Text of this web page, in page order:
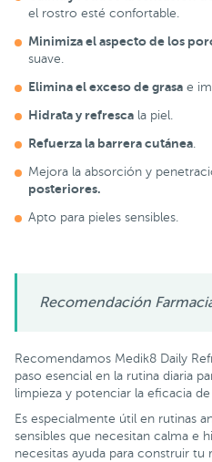
el rostro esté confortable.
Minimiza el aspecto de los
suave.
Elimina el exceso de grasa e
Hidrata y refresca la piel.
Refuerza la barrera cutánea
Mejora la absorción y
posteriores.
Apto para pieles sensibles.
Recomendación
Recomendamos Medik8 Daily
paso esencial en la rutina diaria
limpieza y potenciar la eficacia
Es especialmente útil en rutinas
sensibles que necesitan calma e
necesitas ayuda para construir